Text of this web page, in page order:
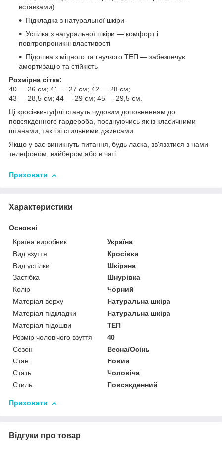
вставками)
Підкладка з натуральної шкіри
Устілка з натуральної шкіри — комфорт і
повітропроникні властивості
Підошва з міцного та гнучкого ТЕП — забезпечує
амортизацію та стійкість
Розмірна сітка:
40 — 26 см; 41 — 27 см; 42 — 28 см;
43 — 28,5 см; 44 — 29 см; 45 — 29,5 см.
Ці кросівки-туфлі стануть чудовим доповненням до
повсякденного гардероба, поєднуючись як із класичними
штанами, так і зі стильними джинсами.
Якщо у вас виникнуть питання, будь ласка, зв'язатися з нами
телефоном, вайбером або в чаті.
Приховати
Характеристики
Основні
Країна виробник
Україна
Вид взуття
Кросівки
Вид устілки
Шкіряна
Застібка
Шнурівка
Колір
Чорний
Матеріал верху
Натуральна шкіра
Матеріал підкладки
Натуральна шкіра
Матеріал підошви
ТЕП
Розмір чоловічого взуття
40
Сезон
Весна/Осінь
Стан
Новий
Стать
Чоловіча
Стиль
Повсякденний
Приховати
Відгуки про товар